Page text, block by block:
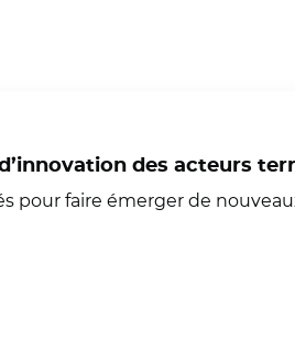
des acteurs
pour faire émerger de